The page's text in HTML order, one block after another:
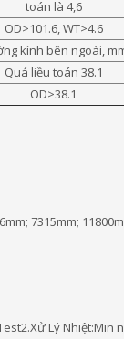
toán là 4,6
OD>101.6, WT>4.6
kính bên ngoài,
Quá liều toán 38.1
OD>38.1
7315mm;
Lý